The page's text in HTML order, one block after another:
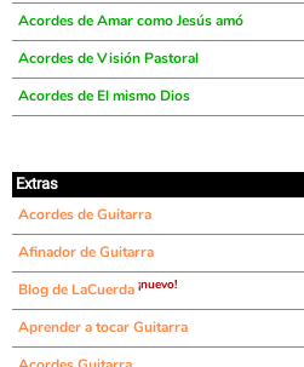
Acordes de Amar como Jesús amó
Acordes de Visión Pastoral
Acordes de El mismo Dios
Extras
Acordes de Guitarra
Afinador de Guitarra
Blog de LaCuerda ¡nuevo!
Aprender a tocar Guitarra